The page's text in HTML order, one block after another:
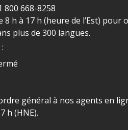
800 668-8258
h à 17 h (heure de l’Est) pour
plus de 300 langues.
général à nos agents en
h (HNE).